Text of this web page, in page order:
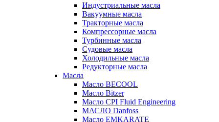
Индустриальные масла
Вакуумные масла
Тракторные масла
Компрессорные масла
Турбинные масла
Судовые масла
Холодильные масла
Редукторные масла
Масла
Масло BECOOL
Масло Bitzer
Масло CPI Fluid Engineering
МАСЛО Danfoss
Масло EMKARATE